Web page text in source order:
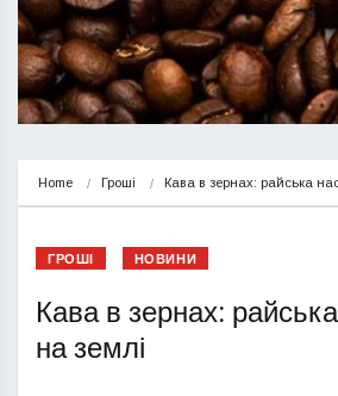
Home Гроші Кава в зернах: райська
ГРОШІ НОВИНИ
Кава в зернах:
на землі